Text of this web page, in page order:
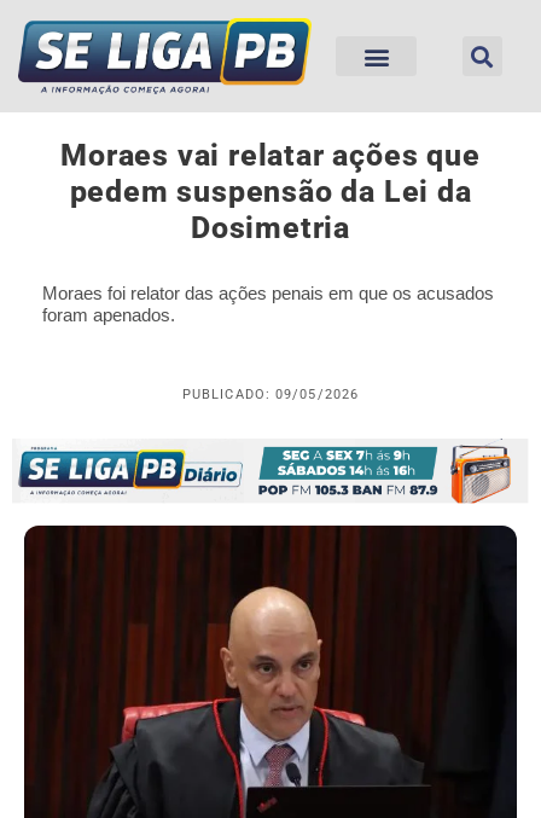
Moraes vai relatar ações que
pedem suspensão da Lei da
Dosimetria
Moraes foi relator das ações penais em que os acusados
foram apenados.
PUBLICADO: 09/05/2026